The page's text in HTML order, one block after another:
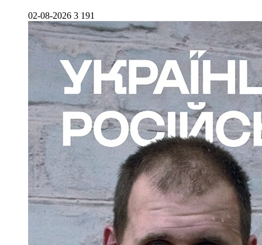
02-08-2026 3 191